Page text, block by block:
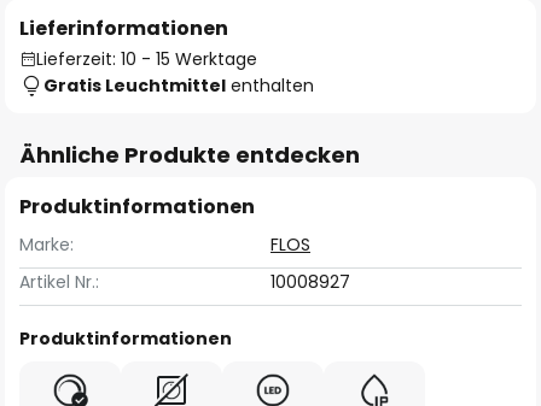
Lieferinformationen
Lieferzeit: 10 - 15 Werktage
Gratis Leuchtmittel enthalten
Ähnliche Produkte entdecken
Produktinformationen
Marke:
FLOS
Artikel Nr.:
10008927
Produktinformationen